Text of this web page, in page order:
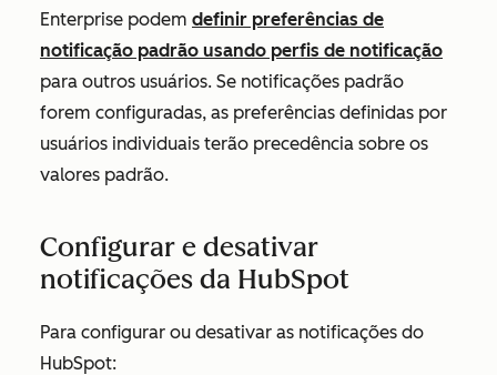
Enterprise podem definir preferências de
notificação padrão usando perfis de notificação
para outros usuários. Se notificações padrão
forem configuradas, as preferências definidas por
usuários individuais terão precedência sobre os
valores padrão.
Configurar e desativar
notificações da HubSpot
Para configurar ou desativar as notificações do
HubSpot: